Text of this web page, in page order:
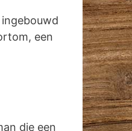
een
die een